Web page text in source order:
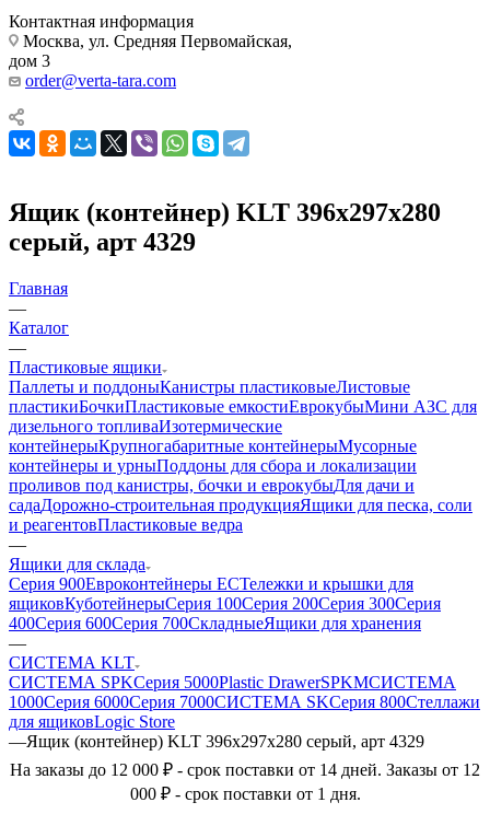
Контактная информация
Москва, ул. Средняя Первомайская,
дом 3
order@verta-tara.com
Ящик (контейнер) KLT 396х297х280
серый, арт 4329
Главная
—
Каталог
—
Пластиковые ящики
Паллеты и поддоныКанистры пластиковыеЛистовые
пластикиБочкиПластиковые емкостиЕврокубыМини АЗС для
дизельного топливаИзотермические
контейнерыКрупногабаритные контейнерыМусорные
контейнеры и урныПоддоны для сбора и локализации
проливов под канистры, бочки и еврокубыДля дачи и
садаДорожно-строительная продукцияЯщики для песка, соли
и реагентовПластиковые ведра
—
Ящики для склада
Серия 900Евроконтейнеры ЕСТележки и крышки для
ящиковКуботейнерыСерия 100Серия 200Серия 300Серия
400Серия 600Серия 700СкладныеЯщики для хранения
—
СИСТЕМА KLT
СИСТЕМА SPKСерия 5000Plastic DrawerSPKMСИСТЕМА
1000Серия 6000Серия 7000СИСТЕМА SKСерия 800Стеллажи
для ящиковLogic Store
—Ящик (контейнер) KLT 396х297х280 серый, арт 4329
На заказы до 12 000 ₽ - срок поставки от 14 дней. Заказы от 12
000 ₽ - срок поставки от 1 дня.